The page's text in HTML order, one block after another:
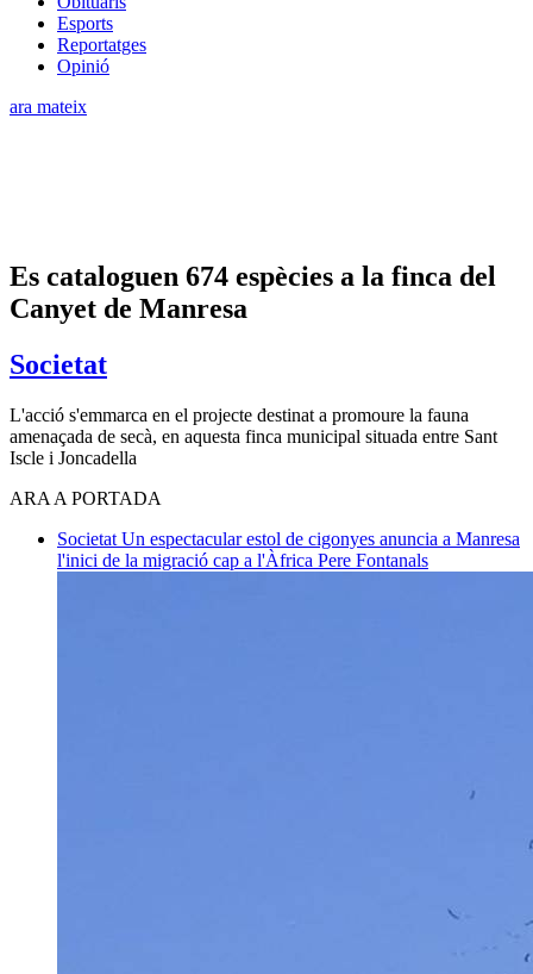
Esports
Reportatges
Opinió
ara mateix
Es cataloguen 674 espècies a la finca del
Canyet de Manresa
Societat
L'acció s'emmarca en el projecte destinat a promoure la fauna
amenaçada de secà, en aquesta finca municipal situada entre Sant
Iscle i Joncadella
ARA A PORTADA
Societat Un espectacular estol de cigonyes anuncia a Manresa
l'inici de la migració cap a l'Àfrica Pere Fontanals